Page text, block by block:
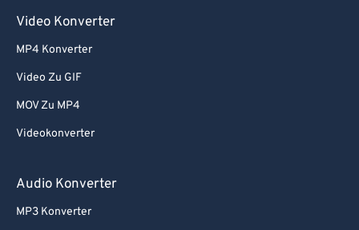
Video Konverter
MP4 Konverter
Video Zu GIF
MOV Zu MP4
Videokonverter
Audio Konverter
MP3 Konverter